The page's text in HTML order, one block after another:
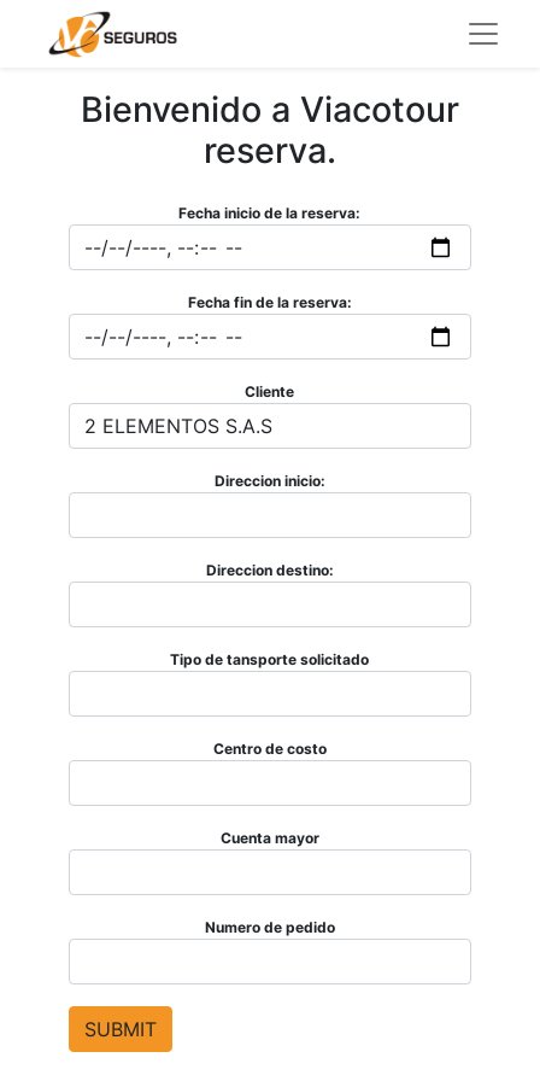
Bienvenido a Viacotour
reserva.
Fecha inicio de la reserva:
Fecha fin de la reserva:
Cliente
Direccion inicio:
Direccion destino:
Tipo de tansporte solicitado
Centro de costo
Cuenta mayor
Numero de pedido
SUBMIT